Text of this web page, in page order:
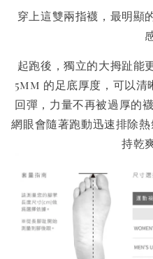
穿上這雙兩指襪，最明顯
起跑後，獨立的大拇趾能
5mm 的足底厚度，可以
回彈，力量不再被過厚的
網眼會隨著跑動迅速排除
持乾